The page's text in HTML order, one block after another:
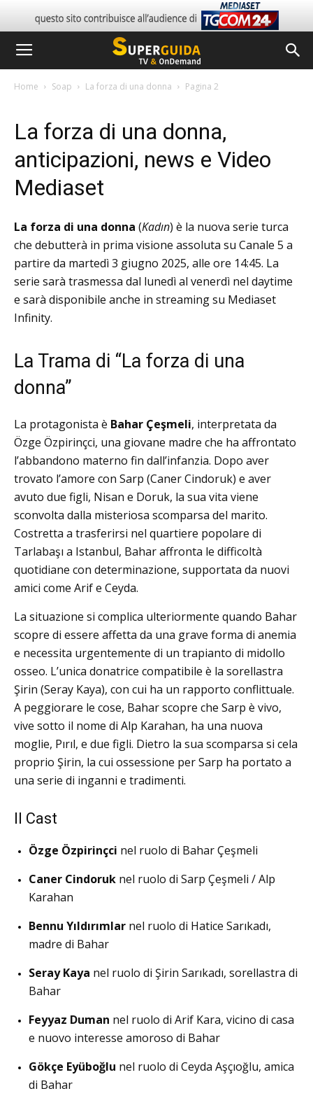
Home Soap La forza di una donna Pagina 2
La forza di una donna,
anticipazioni, news e Video
Mediaset
La forza di una donna (Kadın) è la nuova serie turca
che debutterà in prima visione assoluta su Canale 5 a
partire da martedì 3 giugno 2025, alle ore 14:45. La
serie sarà trasmessa dal lunedì al venerdì nel daytime
e sarà disponibile anche in streaming su Mediaset
Infinity.
La Trama di “La forza di una
donna”
La protagonista è Bahar Çeşmeli, interpretata da
Özge Özpirinçci, una giovane madre che ha affrontato
l’abbandono materno fin dall’infanzia. Dopo aver
trovato l’amore con Sarp (Caner Cindoruk) e aver
avuto due figli, Nisan e Doruk, la sua vita viene
sconvolta dalla misteriosa scomparsa del marito.
Costretta a trasferirsi nel quartiere popolare di
Tarlabaşı a Istanbul, Bahar affronta le difficoltà
quotidiane con determinazione, supportata da nuovi
amici come Arif e Ceyda.
La situazione si complica ulteriormente quando Bahar
scopre di essere affetta da una grave forma di anemia
e necessita urgentemente di un trapianto di midollo
osseo. L’unica donatrice compatibile è la sorellastra
Şirin (Seray Kaya), con cui ha un rapporto conflittuale.
A peggiorare le cose, Bahar scopre che Sarp è vivo,
vive sotto il nome di Alp Karahan, ha una nuova
moglie, Pırıl, e due figli. Dietro la sua scomparsa si cela
proprio Şirin, la cui ossessione per Sarp ha portato a
una serie di inganni e tradimenti.
Il Cast
Özge Özpirinçci nel ruolo di Bahar Çeşmeli
Caner Cindoruk nel ruolo di Sarp Çeşmeli / Alp
Karahan
Bennu Yıldırımlar nel ruolo di Hatice Sarıkadı,
madre di Bahar
Seray Kaya nel ruolo di Şirin Sarıkadı, sorellastra di
Bahar
Feyyaz Duman nel ruolo di Arif Kara, vicino di casa
e nuovo interesse amoroso di Bahar
Gökçe Eyüboğlu nel ruolo di Ceyda Aşçıoğlu, amica
di Bahar